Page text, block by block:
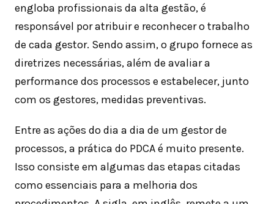
engloba profissionais da alta gestão, é
responsável por atribuir e reconhecer o trabalho
de cada gestor. Sendo assim, o grupo fornece as
diretrizes necessárias, além de avaliar a
performance dos processos e estabelecer, junto
com os gestores, medidas preventivas.
Entre as ações do dia a dia de um gestor de
processos, a prática do PDCA é muito presente.
Isso consiste em algumas das etapas citadas
como essenciais para a melhoria dos